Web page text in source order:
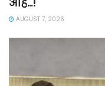
AUGUST 7, 2026